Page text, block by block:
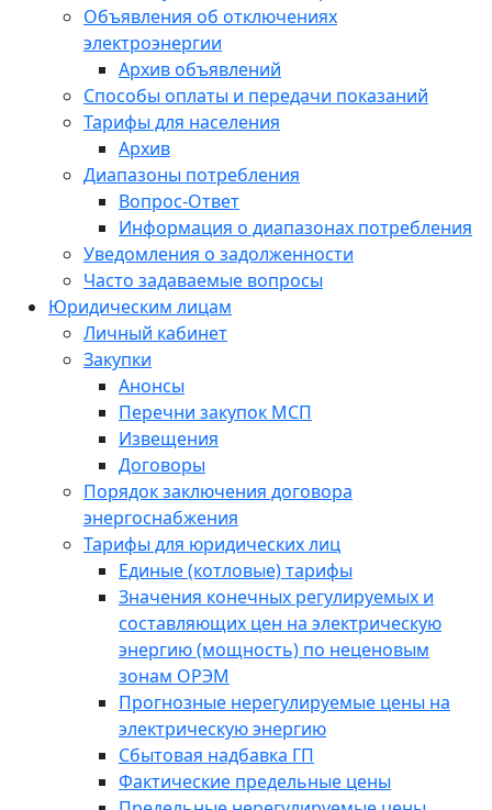
Объявления об отключениях
электроэнергии
Архив объявлений
Способы оплаты и передачи показаний
Тарифы для населения
Архив
Диапазоны потребления
Вопрос-Ответ
Информация о диапазонах потребления
Уведомления о задолженности
Часто задаваемые вопросы
Юридическим лицам
Личный кабинет
Закупки
Анонсы
Перечни закупок МСП
Извещения
Договоры
Порядок заключения договора
энергоснабжения
Тарифы для юридических лиц
Единые (котловые) тарифы
Значения конечных регулируемых и
составляющих цен на электрическую
энергию (мощность) по неценовым
зонам ОРЭМ
Прогнозные нерегулируемые цены на
электрическую энергию
Сбытовая надбавка ГП
Фактические предельные цены